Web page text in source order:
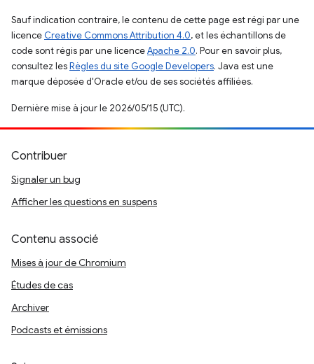
Sauf indication contraire, le contenu de cette page est régi par une
licence Creative Commons Attribution 4.0, et les échantillons de
code sont régis par une licenceApache 2.0. Pour en savoir plus,
consultez lesRègles du site Google Developers. Java est une
marque déposée d'Oracle et/ou de ses sociétés affiliées.
Dernière mise à jour le 2026/05/15 (UTC).
Contribuer
Signaler un bug
Afficher les questions en suspens
Contenu associé
Mises à jour de Chromium
Études de cas
Archiver
Podcasts et émissions